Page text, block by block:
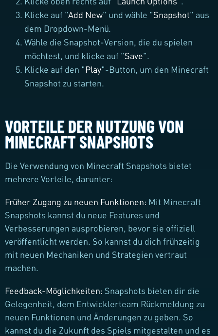
Klicke auf "Add New" und wähle "Snapshot" aus
dem Dropdown-Menü.
Wähle die Snapshot-Version, die du spielen
möchtest, und klicke auf "Save".
Klicke auf den "Play"-Button, um den Minecraft
Snapshot zu starten.
VORTEILE DER NUTZUNG VON
MINECRAFT SNAPSHOTS
Die Verwendung von Minecraft Snapshots bietet
mehrere Vorteile, darunter:
Früher Zugang zu neuen Funktionen: Mit Minecraft
Snapshots kannst du neue Features und
Verbesserungen ausprobieren, bevor sie offiziell
veröffentlicht werden. So kannst du dich frühzeitig
mit neuen Mechaniken und Strategien vertraut
machen.
Feedback-Möglichkeiten: Snapshots bieten dir die
Gelegenheit, dem Entwicklerteam Rückmeldung zu
neuen Funktionen und Änderungen zu geben. So
kannst du die Zukunft des Spiels mitgestalten und es